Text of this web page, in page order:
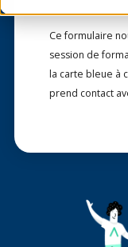
Ce formulaire
session de
la carte bleue à
prend contact